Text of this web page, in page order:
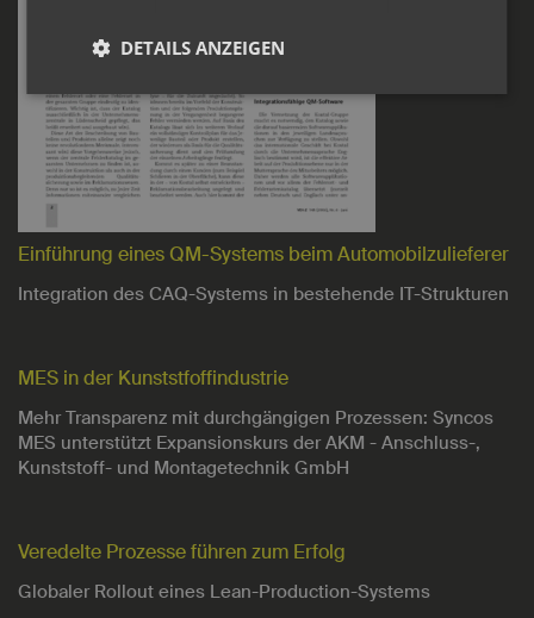
Einführung eines QM-Systems beim Automobilzulieferer
Integration des CAQ-Systems in bestehende IT-Strukturen
MES in der Kunststfoffindustrie
Mehr Transparenz mit durchgängigen Prozessen: Syncos
MES unterstützt Expansionskurs der AKM - Anschluss-,
Kunststoff- und Montagetechnik GmbH
Veredelte Prozesse führen zum Erfolg
Globaler Rollout eines Lean-Production-Systems
DETAILS ANZEIGEN